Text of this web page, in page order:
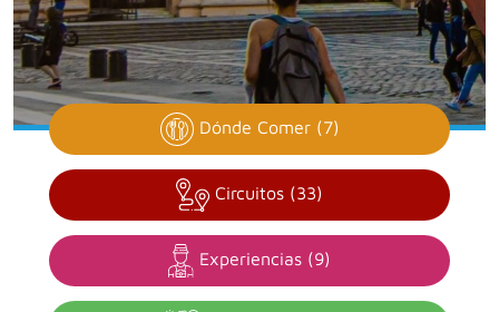
Dónde Comer (7)
Circuitos (33)
Experiencias (9)